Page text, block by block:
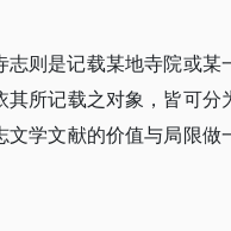
则是记载某地寺院或某
所记载之对象，皆可分
学文献的价值与局限做